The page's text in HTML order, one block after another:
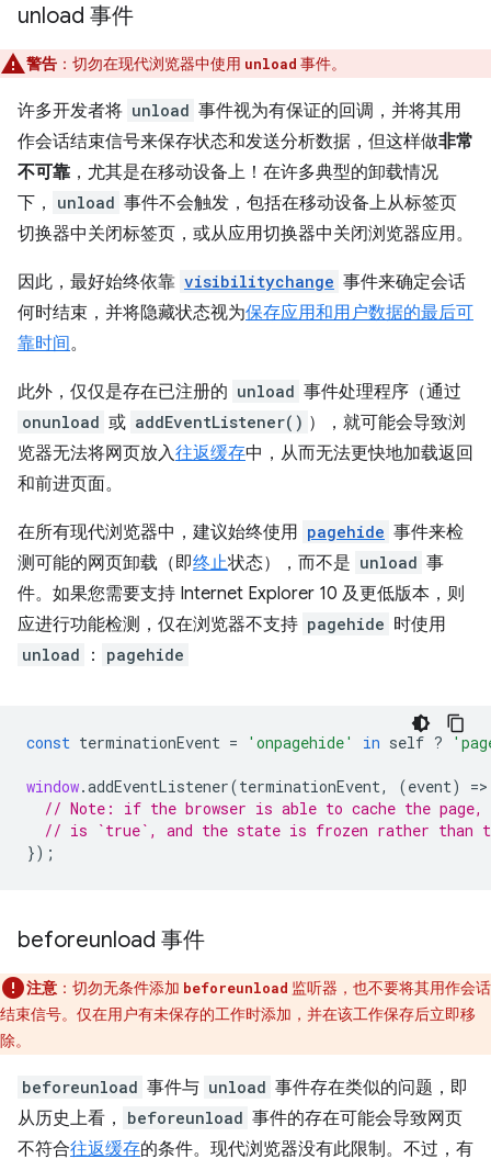
unload 事件
警告 ：切勿在现代浏览器中使用 unload 事件。
许多开发者将 unload 事件视为有保证的回调，并将其用
作会话结束信号来保存状态和发送分析数据，但这样做非常
不可靠 ，尤其是在移动设备上！在许多典型的卸载情况
下，
unload 事件不会触发，包括在移动设备上从标签页
切换器中关闭标签页，或从应用切换器中关闭浏览器应用。
因此，最好始终依靠 visibilitychange 事件来确定会话
何时结束，并将隐藏状态视为保存应用和用户数据的最后可
靠时间。
此外，仅仅是存在已注册的 unload 事件处理程序（通过
onunload 或 addEventListener() ），就可能会导致浏
览器无法将网页放入往返缓存中，从而无法更快地加载返回
和前进页面。
在所有现代浏览器中，建议始终使用 pagehide 事件来检
测可能的网页卸载（即终止状态），而不是 unload 事
件。如果您需要支持 Internet Explorer 10 及更低版本，则
应进行功能检测，仅在浏览器不支持 pagehide 时使用
unload ： pagehide
const terminationEvent = 'onpagehide' in self ?
window.addEventListener(terminationEvent, (event) =>
// Note: if the browser is able to cache the page,
// is `true`, and the state is frozen rather than
});
beforeunload 事件
注意 ：切勿无条件添加 beforeunload 监听器，也不要将其用作会话
结束信号。仅在用户有未保存的工作时添加，并在该工作保存后立即移
除。
beforeunload 事件与 unload 事件存在类似的问题，即
从历史上看，
beforeunload 事件的存在可能会导致网页
不符合往返缓存的条件。现代浏览器没有此限制。不过，有